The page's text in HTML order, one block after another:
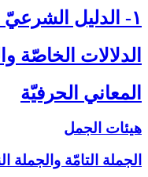
۱- الدليل الشرعيّ اللفظي‏
الدلالات الخاصّة
المعاني الحرفيّة
هيئات الجمل
الجملة التامّة والجملة